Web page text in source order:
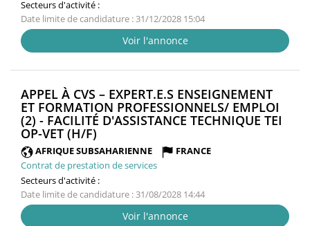
Secteurs d'activité :
Date limite de candidature : 31/12/2028 15:04
Voir l'annonce
APPEL À CVS – EXPERT.E.S ENSEIGNEMENT
ET FORMATION PROFESSIONNELS/ EMPLOI
(2) - FACILITÉ D'ASSISTANCE TECHNIQUE TEI
OP-VET (H/F)
FENÊTRE)
AFRIQUE SUBSAHARIENNE
FRANCE
Contrat de prestation de services
Secteurs d'activité :
Date limite de candidature : 31/08/2028 14:44
Voir l'annonce